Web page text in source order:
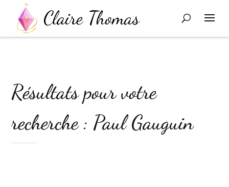
Résultats pour votre
recherche : Paul Gauguin